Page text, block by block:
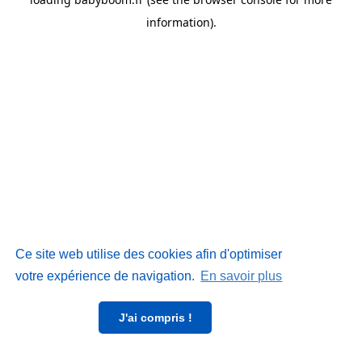
Ce site web utilise des cookies afin d'optimiser
votre expérience de navigation. En savoir plus
J'ai compris !
information).